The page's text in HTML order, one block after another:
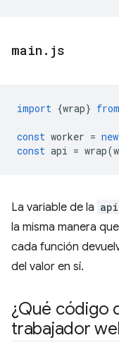
main . js
import {wrap} from
const worker = new
const api = wrap(
La variable de la api
la misma manera
cada función
del valor en sí.
¿Qué código
trabajador